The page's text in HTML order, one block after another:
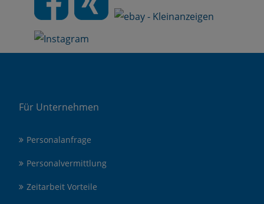
Für Unternehmen
Personalanfrage
Personalvermittlung
Zeitarbeit Vorteile